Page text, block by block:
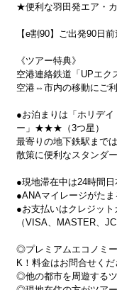
★便利な羽田発エア・
【e割90】ご出発90日
《ツアー特典》
空港連絡鉄道「UPエク
空港⇔市内の移動にご
●お泊まりは「ホリデ
ー」★★★（3つ星）
最寄りの地下鉄駅まで
散策に便利なスタンダー
●現地滞在中は24時間日
●ANAマイレージがたま
●お支払いはクレジット
（VISA、MASTER、
◎プレミアムエコノミ
K！料金はお問合せくだ
◎他の都市を周遊する